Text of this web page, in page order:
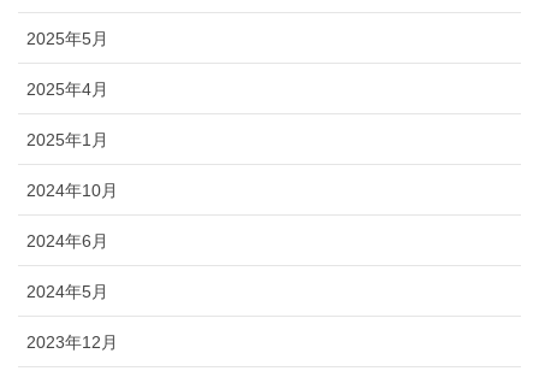
2025年5月
2025年4月
2025年1月
2024年10月
2024年6月
2024年5月
2023年12月